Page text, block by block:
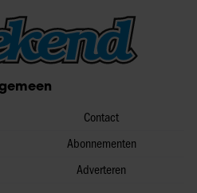
Contact
Abonnementen
Adverteren